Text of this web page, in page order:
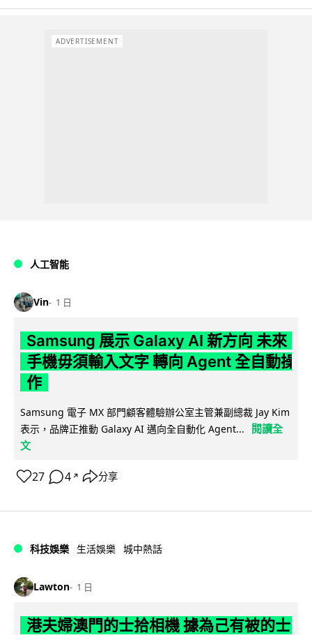
ADVERTISEMENT
人工智能
Vin 1 日
Samsung 展示 Galaxy AI 新方向 未來
手機毋須輸入文字 轉向 Agent 全自動操
作
Samsung 電子 MX 部門顧客體驗辦公室主管兼副總裁 Jay Kim
表示，品牌正推動 Galaxy AI 邁向全自動化 Agent...
閱讀全
文
27 4 ↗ 分享
科技娛樂 生活娛樂 城中熱話
Lawton 1 日
港夫婦澳門的士拾相機 據為己有被的士